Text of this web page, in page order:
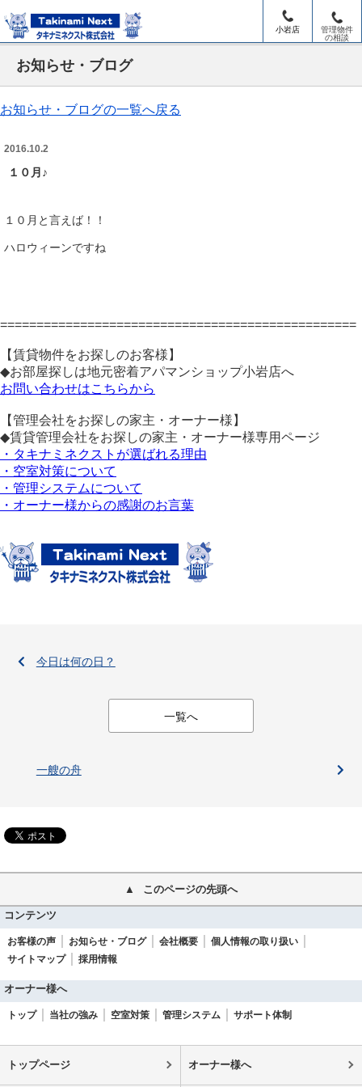
小岩店
管理物件
の相談
お知らせ・ブログ
お知らせ・ブログの一覧へ戻る
2016.10.2
１０月♪
１０月と言えば！！
ハロウィーンですね
=================================================
【賃貸物件をお探しのお客様】
◆お部屋探しは地元密着アパマンショップ小岩店へ
お問い合わせはこちらから
【管理会社をお探しの家主・オーナー様】
◆賃貸管理会社をお探しの家主・オーナー様専用ページ
・タキナミネクストが選ばれる理由
・空室対策について
・管理システムについて
・オーナー様からの感謝のお言葉
今日は何の日？
一覧へ
一艘の舟
このページの先頭へ
コンテンツ
お客様の声 お知らせ・ブログ 会社概要
個人情報の取り扱い
サイトマップ
採用情報
オーナー様へ
トップ 当社の強み 空室対策 管理システム サポート体制
トップページ オーナー様へ